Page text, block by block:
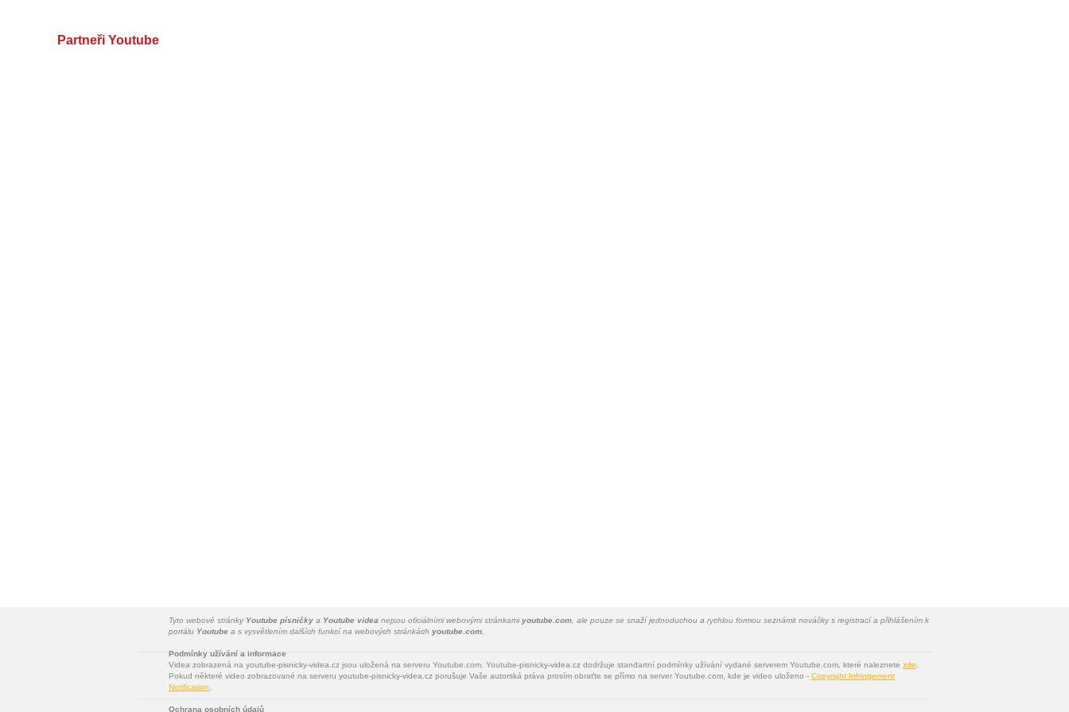
Partneři Youtube
Tyto webové stránky Youtube písničky a Youtube videa nejsou oficiálními webovými stránkamiyoutube.com , ale pouze se snaží jednoduchou a rychlou formou seznámit nováčky s registrací a přihlášením k
portálu Youtube a s vysvětlením dalších funkcí na webových stránkách youtube.com.
Podmínky užívání a informace
Videa zobrazená na youtube-pisnicky-videa.cz jsou uložená na serveru Youtube.com. Youtube-pisnicky-videa.cz dodržuje standartní podmínky užívání vydané serverem Youtube.com, které naleznete zde
Pokud některé video zobrazované na serveru youtube-pisnicky-videa.cz porušuje Vaše autorská práva prosím obraťte se přímo na server Youtube.com, kde je video uloženo - Copyright Infringement
Notification
Ochrana osobních údajů